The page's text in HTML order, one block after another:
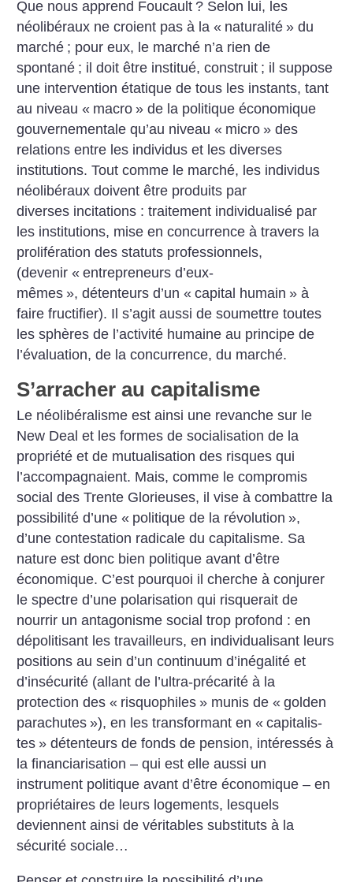
Que nous apprend Foucault ? Selon lui, les
néolibéraux ne croient pas à la « naturalité » du
marché ; pour eux, le marché n’a rien de
spontané ; il doit être institué, construit ; il suppose
une intervention étatique de tous les instants, tant
au niveau « macro » de la politique économique
gouvernementale qu’au niveau « micro » des
relations entre les individus et les diverses
institutions. Tout comme le marché, les individus
néolibéraux doivent être produits par
diverses incitations : traitement individualisé par
les institutions, mise en concurrence à travers la
prolifération des statuts professionnels,
(devenir « entrepreneurs d’eux-
mêmes », détenteurs d’un « capital humain » à
faire fructifier). Il s’agit aussi de soumettre toutes
les sphères de l’activité humaine au principe de
l’évaluation, de la concurrence, du marché.
S’arracher au capitalisme
Le néolibéralisme est ainsi une revanche sur le
New Deal et les formes de socialisation de la
propriété et de mutualisation des risques qui
l’accompagnaient. Mais, comme le compromis
social des Trente Glorieuses, il vise à combattre la
possibilité d’une « politique de la révolution »,
d’une contestation radicale du capitalisme. Sa
nature est donc bien politique avant d’être
économique. C’est pourquoi il cherche à conjurer
le spectre d’une polarisation qui risquerait de
nourrir un antagonisme social trop profond : en
dépolitisant les travailleurs, en individualisant leurs
positions au sein d’un continuum d’inégalité et
d’insécurité (allant de l’ultra-précarité à la
protection des « risquophiles » munis de « golden
parachutes »), en les transformant en « capitalis-
tes » détenteurs de fonds de pension, intéressés à
la financiarisation – qui est elle aussi un
instrument politique avant d’être économique – en
propriétaires de leurs logements, lesquels
deviennent ainsi de véritables substituts à la
sécurité sociale…